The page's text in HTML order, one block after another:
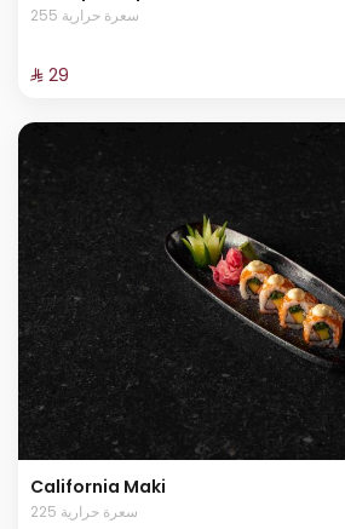
255 سعرة حرارية
⁨⁦‪‬ 29⁩
California Maki
225 سعرة حرارية